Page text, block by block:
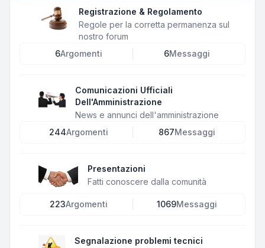
Registrazione & Regolamento
Regole per la corretta permanenza sul
nostro forum
6Argomenti 6Messaggi
Comunicazioni Ufficiali
Dell'Amministrazione
News e annunci dell'amministrazione
244Argomenti 867Messaggi
Presentazioni
Fatti conoscere dalla comunità
223Argomenti 1069Messaggi
Segnalazione problemi tecnici